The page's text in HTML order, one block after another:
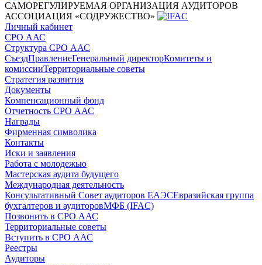
САМОРЕГУЛИРУЕМАЯ ОРГАНИЗАЦИЯ АУДИТОРОВ
АССОЦИАЦИЯ «СОДРУЖЕСТВО»
Личный кабинет
СРО ААС
Структура СРО ААС
СъездПравлениеГенеральный директорКомитеты и
комиссииТерриториальные советы
Стратегия развития
Документы
Компенсационный фонд
Отчетность СРО ААС
Награды
Фирменная символика
Контакты
Иски и заявления
Работа с молодежью
Мастерская аудита будущего
Международная деятельность
Консультативный Совет аудиторов ЕАЭСЕвразийская группа
бухгалтеров и аудиторовМФБ (IFAC)
Позвонить в СРО ААС
Территориальные советы
Вступить в СРО ААС
Реестры
Аудиторы